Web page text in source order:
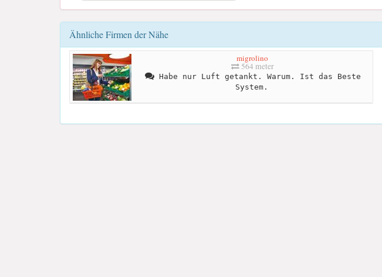
Ähnliche Firmen der Nähe
migrolino
564 meter
Habe nur Luft getankt. Warum. Ist das Beste
System.